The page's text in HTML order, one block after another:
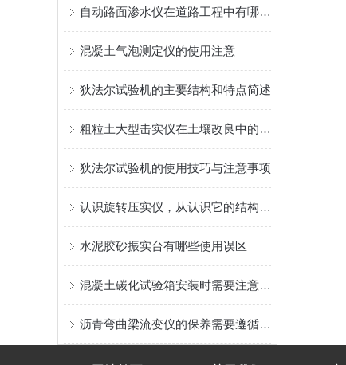
自动路面渗水仪在道路工程中有哪些应用？
混凝土气泡测定仪的使用注意
狄法尔试验机的主要结构和特点简述
粗粒土大型击实仪在土壤改良中的应用
狄法尔试验机的使用技巧与注意事项
认识旋转压实仪，从认识它的结构特点开始
水泥胶砂振实台有哪些使用误区
混凝土碳化试验箱安装时需要注意哪些细节
沥青弯曲梁流变仪的保养需要遵循以下的原则